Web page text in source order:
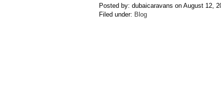
Posted by: dubaicaravans on August 12,
Filed under: Blog